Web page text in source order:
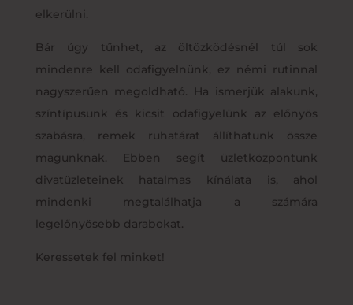
elkerülni.
Bár úgy tűnhet, az öltözködésnél túl sok
mindenre kell odafigyelnünk, ez némi rutinnal
nagyszerűen megoldható. Ha ismerjük alakunk,
színtípusunk és kicsit odafigyelünk az előnyös
szabásra, remek ruhatárat állíthatunk össze
magunknak. Ebben segít üzletközpontunk
divatüzleteinek hatalmas kínálata is, ahol
mindenki megtalálhatja a számára
legelőnyösebb darabokat.
Keressetek fel minket!